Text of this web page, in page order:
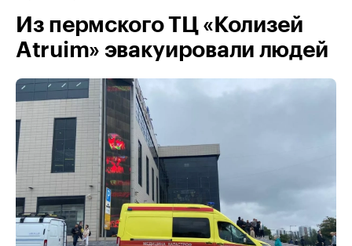
Из пермского ТЦ «Колизей
Atruim» эвакуировали людей